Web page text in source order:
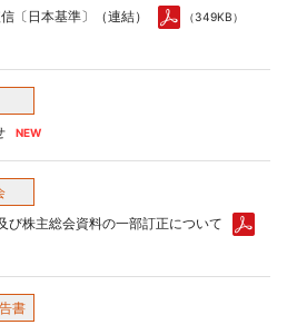
〔日本基準〕（連結）
（349KB）
び株主総会資料の一部訂正について
書